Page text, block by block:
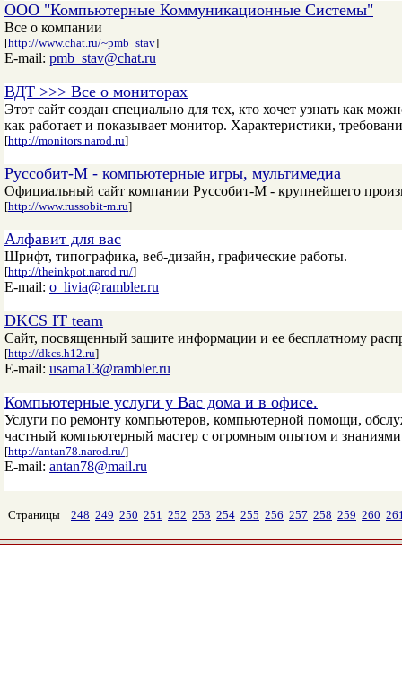
ООО "Компьютерные Коммуникационные Системы"
Все о компании
[http://www.chat.ru/~pmb_stav]
E-mail: pmb_stav@chat.ru
ВДТ >>> Все о мониторах
Этот сайт создан специально для тех, кто хочет узнать как
как работает и показывает монитор. Характеристики,
[http://monitors.narod.ru]
Руссобит-М - компьютерные игры, мультимедиа
Официальный сайт компании Руссобит-М - крупнейшего
[http://www.russobit-m.ru]
Алфавит для вас
Шрифт, типографика, веб-дизайн, графические работы.
[http://theinkpot.narod.ru/]
E-mail: o_livia@rambler.ru
DKCS IT team
Сайт, посвященный защите информации и ее бесплатному
[http://dkcs.h12.ru]
E-mail: usama13@rambler.ru
Компьютерные услуги у Вас дома и в офисе.
Услуги по ремонту компьютеров, компьютерной помощи,
частный компьютерный мастер с огромным опытом и знаниями
[http://antan78.narod.ru/]
E-mail: antan78@mail.ru
Страницы 248 249 250 251 252 253 254 255 256 257 258 259 260